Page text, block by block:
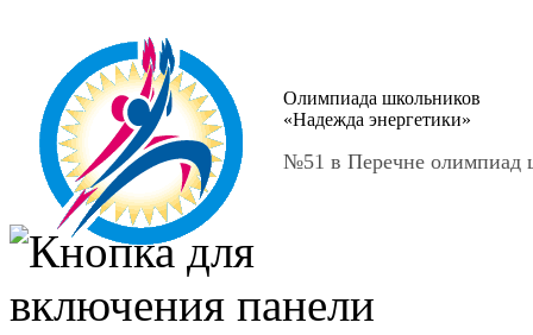
Олимпиада школьников
«Надежда энергетики»
№51 в Перечне олимпиад